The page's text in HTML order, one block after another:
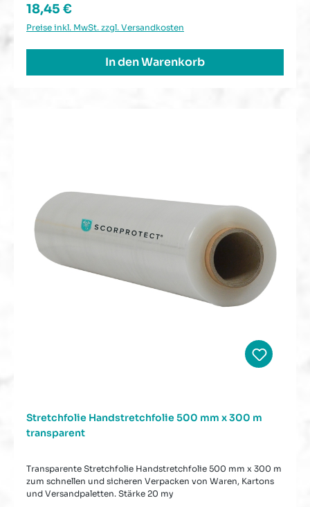
Regulärer Preis:
18,45 €
Preise inkl. MwSt. zzgl. Versandkosten
In den Warenkorb
Stretchfolie Handstretchfolie 500 mm x 300 m
transparent
Transparente Stretchfolie Handstretchfolie 500 mm x 300 m
zum schnellen und sicheren Verpacken von Waren, Kartons
und Versandpaletten. Stärke 20 my